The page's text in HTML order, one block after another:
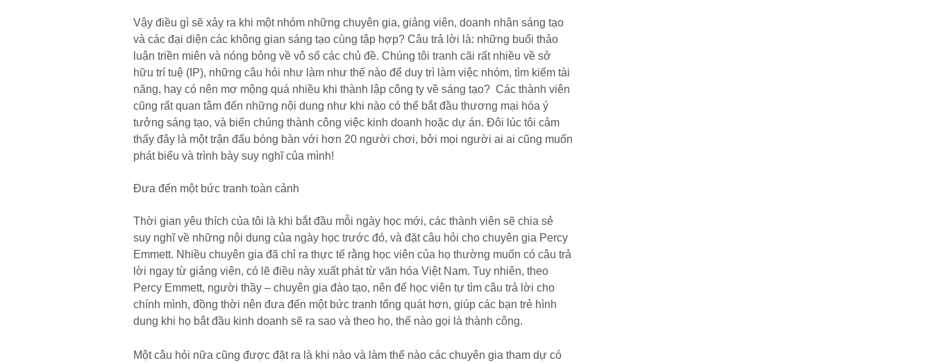
Vậy điều gì sẽ xảy ra khi một nhóm những chuyên gia, giảng viên, doanh nhân sáng tạo
và các đại diện các không gian sáng tạo cùng tập hợp? Câu trả lời là: những buổi thảo
luận triền miên và nóng bỏng về vô số các chủ đề. Chúng tôi tranh cãi rất nhiều về sở
hữu trí tuệ (IP), những câu hỏi như làm như thế nào để duy trì làm việc nhóm, tìm kiếm tài
năng, hay có nên mơ mộng quá nhiều khi thành lập công ty về sáng tạo? Các thành viên
cũng rất quan tâm đến những nội dung như khi nào có thể bắt đầu thương mại hóa ý
tưởng sáng tạo, và biến chúng thành công việc kinh doanh hoặc dự án. Đôi lúc tôi cảm
thấy đây là một trận đấu bóng bàn với hơn 20 người chơi, bởi mọi người ai ai cũng muốn
phát biểu và trình bày suy nghĩ của mình!
Đưa đến một bức tranh toàn cảnh
Thời gian yêu thích của tôi là khi bắt đầu mỗi ngày học mới, các thành viên sẽ chia sẻ
suy nghĩ về những nội dung của ngày học trước đó, và đặt câu hỏi cho chuyên gia Percy
Emmett. Nhiều chuyên gia đã chỉ ra thực tế rằng học viên của họ thường muốn có câu trả
lời ngay từ giảng viên, có lẽ điều này xuất phát từ văn hóa Việt Nam. Tuy nhiên, theo
Percy Emmett, người thầy – chuyên gia đào tạo, nên để học viên tự tìm câu trả lời cho
chính mình, đồng thời nên đưa đến một bức tranh tổng quát hơn, giúp các bạn trẻ hình
dung khi họ bắt đầu kinh doanh sẽ ra sao và theo họ, thế nào gọi là thành công.
Một câu hỏi nữa cũng được đặt ra là khi nào và làm thế nào các chuyên gia tham dự có